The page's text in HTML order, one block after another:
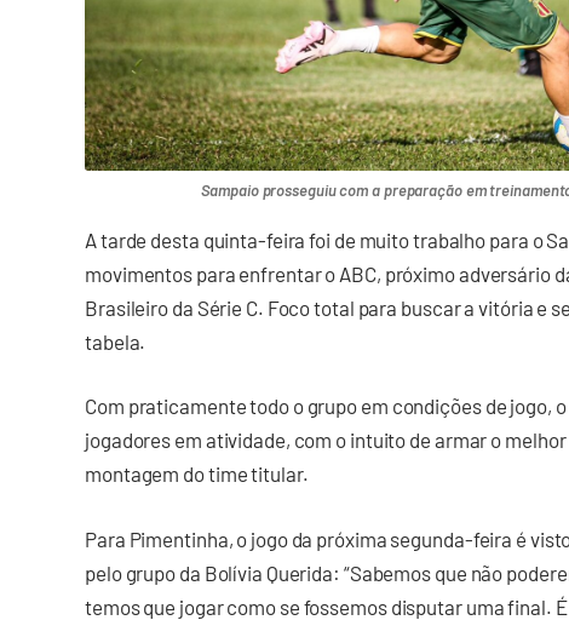
Sampaio prosseguiu com a preparação em
A tarde desta quinta-feira foi de muito trabalho para o
movimentos para enfrentar o ABC, próximo adversário
Brasileiro da Série C. Foco total para buscar a vitória e
tabela.
Com praticamente todo o grupo em condições de jogo,
jogadores em atividade, com o intuito de armar o
montagem do time titular.
Para Pimentinha, o jogo da próxima segunda-feira é
pelo grupo da Bolívia Querida: “Sabemos que não
temos que jogar como se fossemos disputar uma final.